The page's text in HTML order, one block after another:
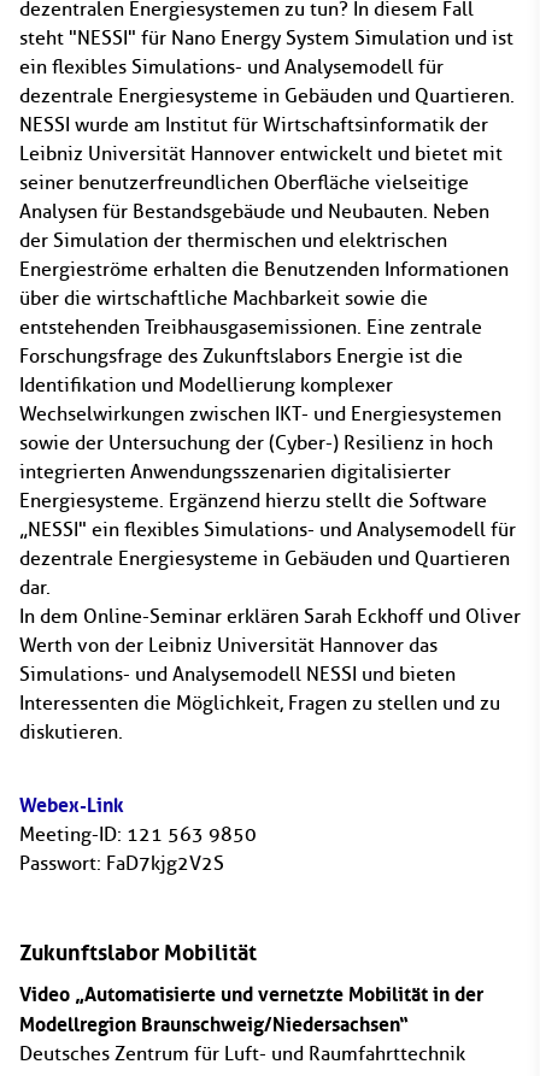
dezentralen Energiesystemen zu tun? In diesem Fall
steht "NESSI" für Nano Energy System Simulation und ist
ein flexibles Simulations- und Analysemodell für
dezentrale Energiesysteme in Gebäuden und Quartieren.
NESSI wurde am Institut für Wirtschaftsinformatik der
Leibniz Universität Hannover entwickelt und bietet mit
seiner benutzerfreundlichen Oberfläche vielseitige
Analysen für Bestandsgebäude und Neubauten. Neben
der Simulation der thermischen und elektrischen
Energieströme erhalten die Benutzenden Informationen
über die wirtschaftliche Machbarkeit sowie die
entstehenden Treibhausgasemissionen. Eine zentrale
Forschungsfrage des Zukunftslabors Energie ist die
Identifikation und Modellierung komplexer
Wechselwirkungen zwischen IKT- und Energiesystemen
sowie der Untersuchung der (Cyber-) Resilienz in hoch
integrierten Anwendungsszenarien digitalisierter
Energiesysteme. Ergänzend hierzu stellt die Software
„NESSI" ein flexibles Simulations- und Analysemodell für
dezentrale Energiesysteme in Gebäuden und Quartieren
dar.
In dem Online-Seminar erklären Sarah Eckhoff und Oliver
Werth von der Leibniz Universität Hannover das
Simulations- und Analysemodell NESSI und bieten
Interessenten die Möglichkeit, Fragen zu stellen und zu
diskutieren.
Webex-Link
Meeting-ID: 121 563 9850
Passwort: FaD7kjg2V2S
Zukunftslabor Mobilität
Video „Automatisierte und vernetzte Mobilität in der
Modellregion Braunschweig/Niedersachsen“
Deutsches Zentrum für Luft- und Raumfahrttechnik